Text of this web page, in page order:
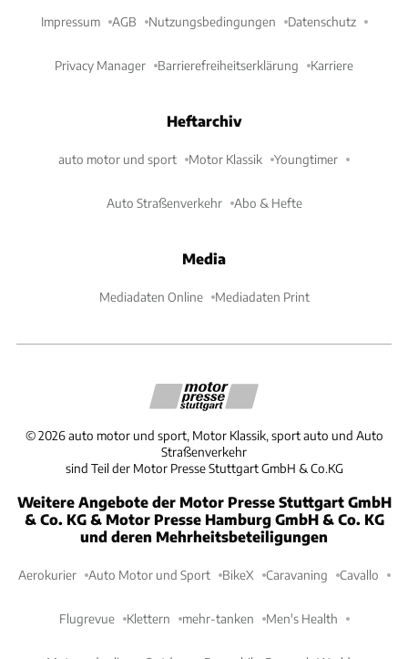
Impressum AGB Nutzungsbedingungen Datenschutz
Privacy Manager Barrierefreiheitserklärung Karriere
Heftarchiv
auto motor und sport Motor Klassik Youngtimer
Auto Straßenverkehr Abo & Hefte
Media
Mediadaten Online Mediadaten Print
©2026 auto motor und sport, Motor Klassik, sport auto und Auto
Straßenverkehr
sind Teil der Motor Presse Stuttgart GmbH & Co.KG
Weitere Angebote der Motor Presse Stuttgart GmbH
& Co. KG & Motor Presse Hamburg GmbH & Co. KG
und deren Mehrheitsbeteiligungen
Aerokurier Auto Motor und Sport BikeX Caravaning Cavallo
Flugrevue Klettern mehr-tanken Men's Health